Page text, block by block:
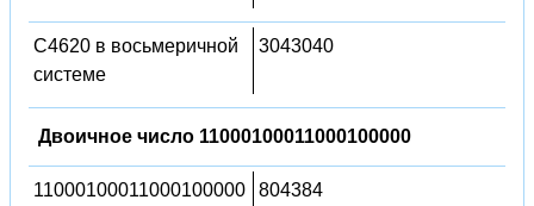
C4620 в восьмеричной
системе
3043040
Двоичное число 11000100011000100000
11000100011000100000
804384